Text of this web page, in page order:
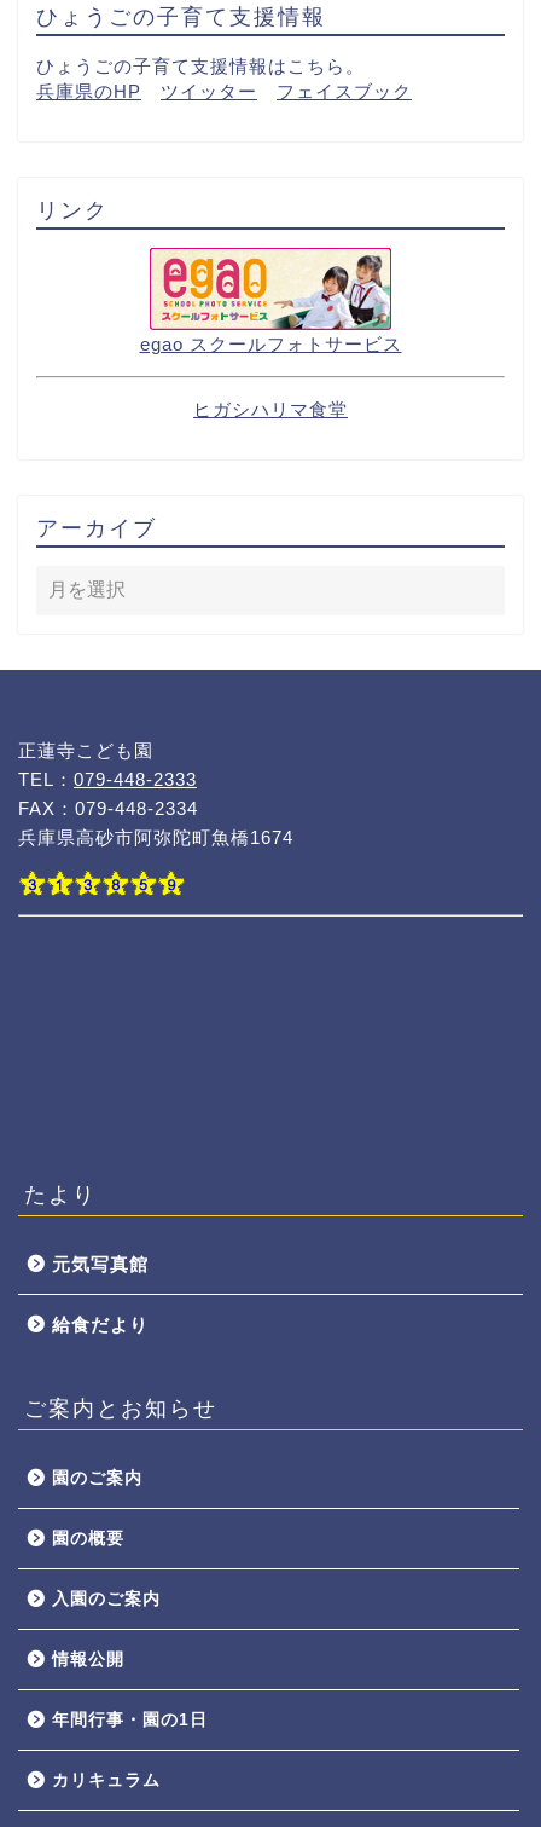
ひょうごの子育て支援情報
ひょうごの子育て支援情報はこちら。
兵庫県のHP
ツイッター フェイスブック
リンク
egao スクールフォトサービス
ヒガシハリマ食堂
アーカイブ
正蓮寺こども園
TEL： 079-448-2333
FAX：079-448-2334
兵庫県高砂市阿弥陀町魚橋1674
たより
元気写真館
給食だより
ご案内とお知らせ
園のご案内
園の概要
入園のご案内
情報公開
年間行事・園の1日
カリキュラム